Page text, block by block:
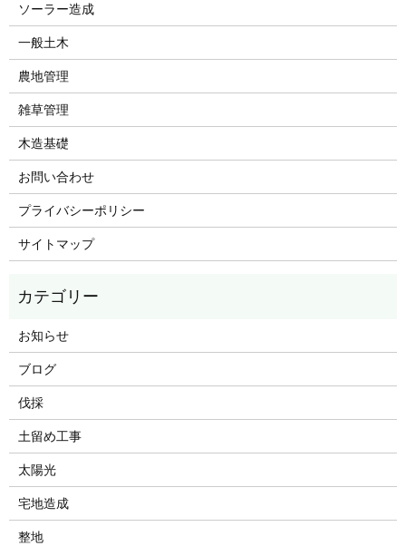
ソーラー造成
一般土木
農地管理
雑草管理
木造基礎
お問い合わせ
プライバシーポリシー
サイトマップ
お知らせ
ブログ
伐採
土留め工事
太陽光
宅地造成
整地